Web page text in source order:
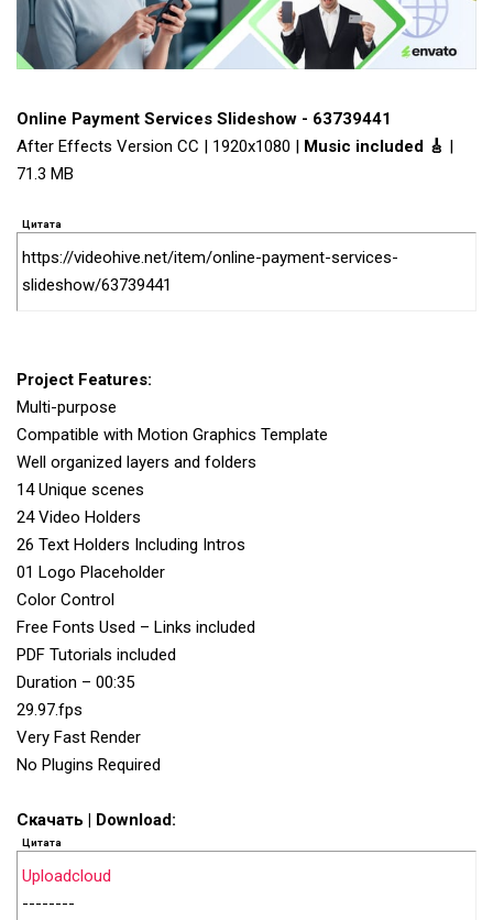
Online Payment Services Slideshow - 63739441
After Effects Version CC | 1920x1080 | Music included 🎸 |
71.3 MB
Цитата
https://videohive.net/item/online-payment-services-
slideshow/63739441
Project Features:
Multi-purpose
Compatible with Motion Graphics Template
Well organized layers and folders
14 Unique scenes
24 Video Holders
26 Text Holders Including Intros
01 Logo Placeholder
Color Control
Free Fonts Used – Links included
PDF Tutorials included
Duration – 00:35
29.97.fps
Very Fast Render
No Plugins Required
Скачать | Download:
Цитата
Uploadcloud
--------